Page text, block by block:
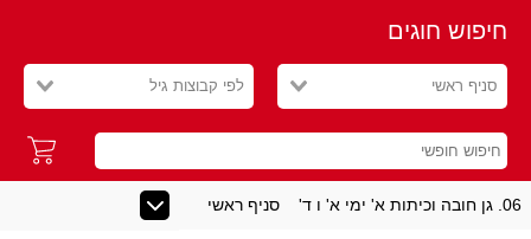
חיפוש חוגים
סניף ראשי לפי קבוצות גיל
06. גן חובה וכיתות א' ימי א' ו ד' סניף ראשי